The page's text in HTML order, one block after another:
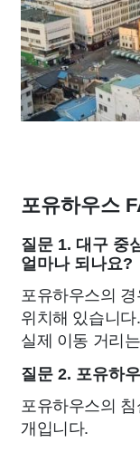
포유하우스
질문 1. 대구 중
얼마나 되나요?
포유하우스의
위치해 있습니
실제 이동 거리
질문 2. 포유하
포유하우스의
개입니다.